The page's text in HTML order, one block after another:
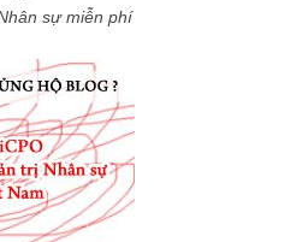
sự miễn phí